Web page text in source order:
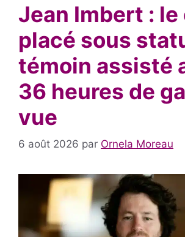
Jean Imbert :
placé sous
témoin assisté
36 heures de
vue
6 août 2026 par Ornela Moreau